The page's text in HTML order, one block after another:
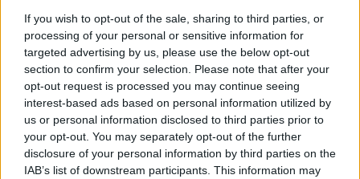
If you wish to opt-out of the sale, sharing to third parties, or
processing of your personal or sensitive information for
targeted advertising by us, please use the below opt-out
section to confirm your selection. Please note that after your
opt-out request is processed you may continue seeing
interest-based ads based on personal information utilized by
us or personal information disclosed to third parties prior to
your opt-out. You may separately opt-out of the further
disclosure of your personal information by third parties on the
IAB’s list of downstream participants. This information may
9,253
Fans
3,533
Follower
2,652
Iscritti
- Advertisement -
- Advertisement -